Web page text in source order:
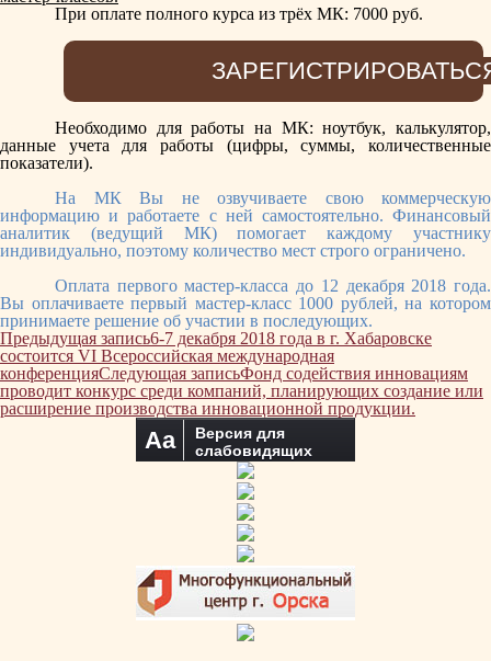
При оплате полного курса из трёх МК: 7000 руб.
Необходимо для работы на МК: ноутбук, калькулятор,
данные учета для работы (цифры, суммы, количественные
показатели).
На МК Вы не озвучиваете свою коммерческую
информацию и работаете с ней самостоятельно. Финансовый
аналитик (ведущий МК) помогает каждому участнику
индивидуально, поэтому количество мест строго ограничено.
Оплата первого мастер-класса до 12 декабря 2018 года.
Вы оплачиваете первый мастер-класс 1000 рублей, на котором
принимаете решение об участии в последующих.
Навигация
по
записям
Предыдущая запись6-7 декабря 2018 года в г. Хабаровске
состоится VI Всероссийская международная
конференцияСледующая записьФонд содействия инновациям
проводит конкурс среди компаний, планирующих создание или
расширение производства инновационной продукции.
Aa
Версия для
слабовидящих